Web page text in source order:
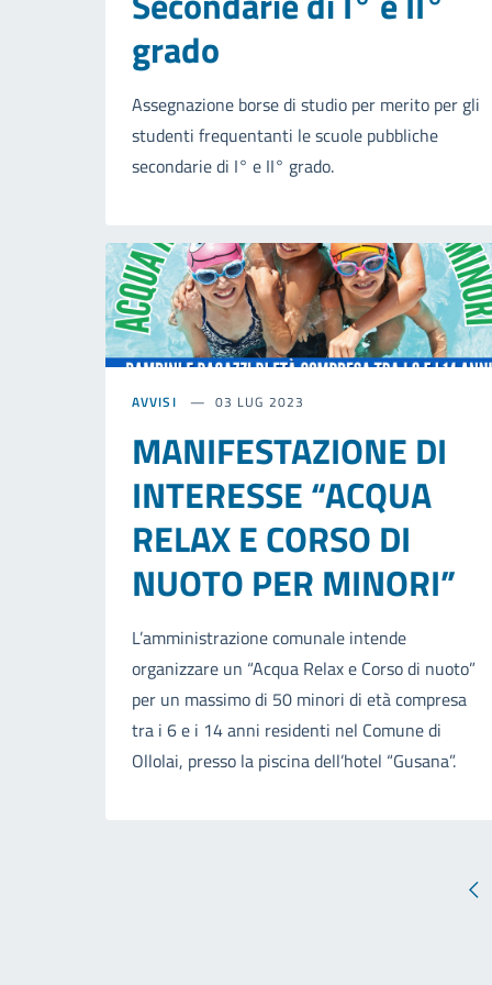
grado
Assegnazione borse di studio per merito per gli
studenti frequentanti le scuole pubbliche
secondarie di I° e II° grado.
AVVISI 03 LUG 2023
MANIFESTAZIONE DI
INTERESSE “ACQUA
RELAX E CORSO DI
NUOTO PER MINORI”
L’amministrazione comunale intende
organizzare un “Acqua Relax e Corso di nuoto”
per un massimo di 50 minori di età compresa
tra i 6 e i 14 anni residenti nel Comune di
Ollolai, presso la piscina dell’hotel “Gusana”.